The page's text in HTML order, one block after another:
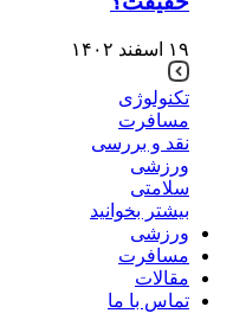
۱۹ اسفند ۱۴۰۲
تکنولوژی
مسافرت
نقد و بررسی
ورزشی
سلامتی
بیشتر بخوانید
ورزشی
مسافرت
مقالات
تماس با ما